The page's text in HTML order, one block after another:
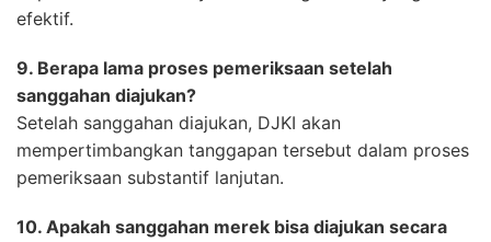
efektif.
9. Berapa lama proses pemeriksaan setelah
sanggahan diajukan?
Setelah sanggahan diajukan, DJKI akan
mempertimbangkan tanggapan tersebut dalam proses
pemeriksaan substantif lanjutan.
10. Apakah sanggahan merek bisa diajukan secara